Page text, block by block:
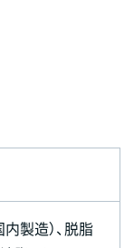
製造）、脱脂